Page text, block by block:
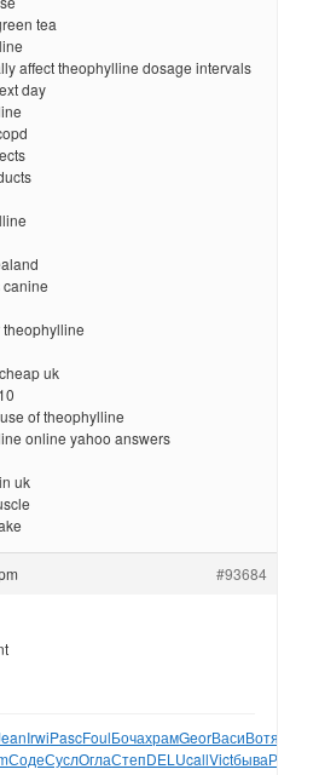
tea
affect theophylline dosage intervals
day
uk
of theophylline
online yahoo answers
uk
#93684
IrwiPascFoulБочахрамGeorВасиВотя
СодеСуслОглаСтепDELUcallVictбываРоко